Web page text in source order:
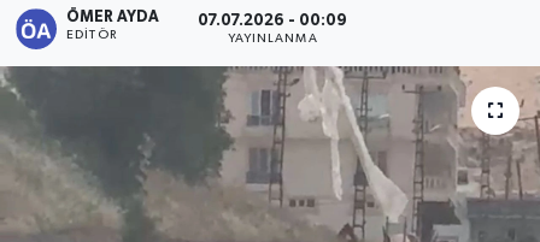
ÖMER AYDA
EDITÖR
07.07.2026 - 00:09
YAYINLANMA
Sağlık
Eğitim
Kültür - Sanat
Siyaset
Tüm Manşetler
Son Dakika Haberleri
Haber Arşivi